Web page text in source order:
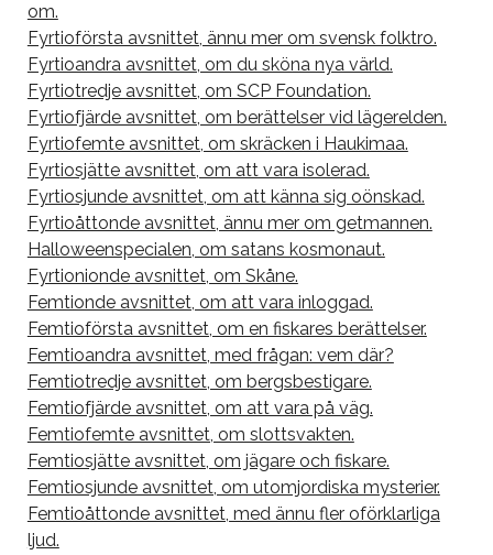
om.
Fyrtioförsta avsnittet, ännu mer om svensk folktro.
Fyrtioandra avsnittet, om du sköna nya värld.
Fyrtiotredje avsnittet, om SCP Foundation.
Fyrtiofjärde avsnittet, om berättelser vid lägerelden.
Fyrtiofemte avsnittet, om skräcken i Haukimaa.
Fyrtiosjätte avsnittet, om att vara isolerad.
Fyrtiosjunde avsnittet, om att känna sig oönskad.
Fyrtioåttonde avsnittet, ännu mer om getmannen.
Halloweenspecialen, om satans kosmonaut.
Fyrtionionde avsnittet, om Skåne.
Femtionde avsnittet, om att vara inloggad.
Femtioförsta avsnittet, om en fiskares berättelser.
Femtioandra avsnittet, med frågan: vem där?
Femtiotredje avsnittet, om bergsbestigare.
Femtiofjärde avsnittet, om att vara på väg.
Femtiofemte avsnittet, om slottsvakten.
Femtiosjätte avsnittet, om jägare och fiskare.
Femtiosjunde avsnittet, om utomjordiska mysterier.
Femtioåttonde avsnittet, med ännu fler oförklarliga
ljud.